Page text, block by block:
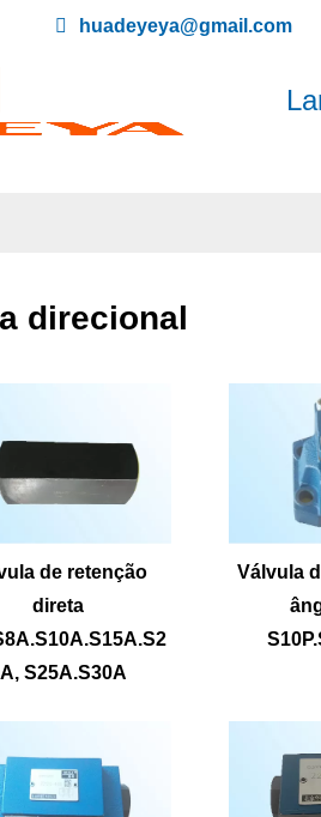
huadeyeya@gmail.com
direcional
de retenção
direta
S25A.S30A
Válvula